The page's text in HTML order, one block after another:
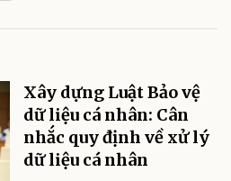
Xây dựng Luật Bảo vệ
dữ liệu cá nhân: Cân
nhắc quy định về xử lý
dữ liệu cá nhân